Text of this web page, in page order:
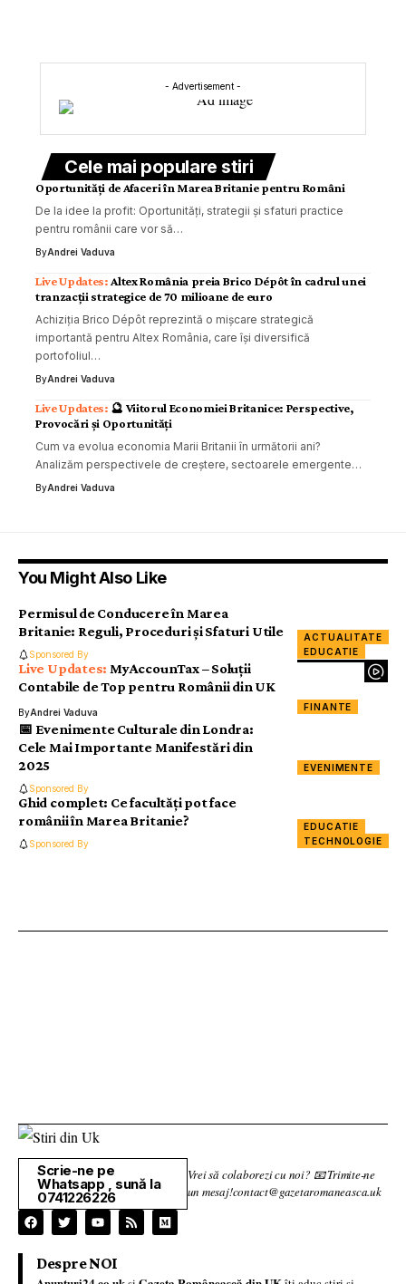
- Advertisement -
Cele mai populare stiri
Oportunități de Afaceri în Marea Britanie pentru Români
De la idee la profit: Oportunități, strategii și sfaturi practice
pentru românii care vor să…
ByAndrei Vaduva
Altex România preia Brico Dépôt în cadrul unei
tranzacții strategice de 70 milioane de euro
Achiziția Brico Dépôt reprezintă o mișcare strategică
importantă pentru Altex România, care își diversifică
portofoliul…
ByAndrei Vaduva
🔮 Viitorul Economiei Britanice: Perspective,
Provocări și Oportunități
Cum va evolua economia Marii Britanii în următorii ani?
Analizăm perspectivele de creștere, sectoarele emergente…
ByAndrei Vaduva
You Might Also Like
ACTUALITATE
EDUCATIE
Permisul de Conducere în Marea
Britanie: Reguli, Proceduri și Sfaturi Utile
Sponsored By
FINANTE
MyAccounTax – Soluții
Contabile de Top pentru Românii din UK
ByAndrei Vaduva
EVENIMENTE
📅 Evenimente Culturale din Londra:
Cele Mai Importante Manifestări din
2025
Sponsored By
EDUCATIE
TECHNOLOGIE
Ghid complet: Ce facultăți pot face
românii în Marea Britanie?
Sponsored By
Scrie-ne pe
Whatsapp , sună la
0741226226
Vrei să colaborezi cu noi? 📧 Trimite-ne
un mesaj!contact@gazetaromaneasca.uk
Despre NOI